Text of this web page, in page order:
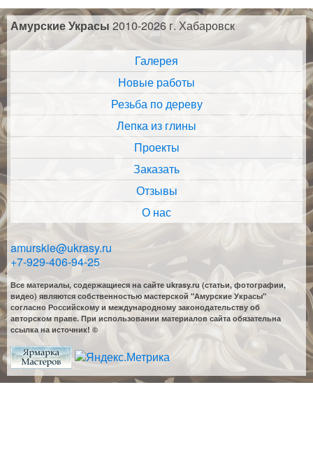
Амурские Украсы 2010-2026 г. Хабаровск
Галерея
Новые работы
Резьба по дереву
Лепка из глины
Проекты
Заказать
Отзывы
О нас
amurskie@ukrasy.ru
+7-929-406-94-25
Все материалы, содержащиеся на сайте ukrasy.ru (статьи, фотографии,
видео) являются собственностью мастерской "Амурские Украсы"
согласно Российскому и международному законодательству об
авторском праве. При использовании материалов сайта обязательна
ссылка на источник! ©